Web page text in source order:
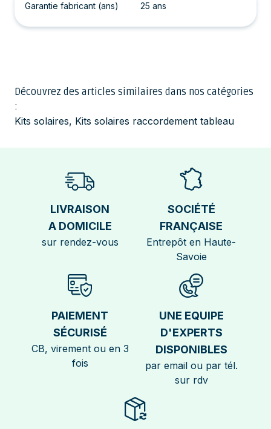
Garantie fabricant (ans) 25 ans
Découvrez des articles similaires dans nos catégories
:
Kits solaires, Kits solaires raccordement tableau
LIVRAISON
A DOMICILE
sur rendez-vous
SOCIÉTÉ
FRANÇAISE
Entrepôt en Haute-
Savoie
PAIEMENT
SÉCURISÉ
CB, virement ou en 3
fois
UNE EQUIPE
D'EXPERTS
DISPONIBLES
par email ou par tél.
sur rdv